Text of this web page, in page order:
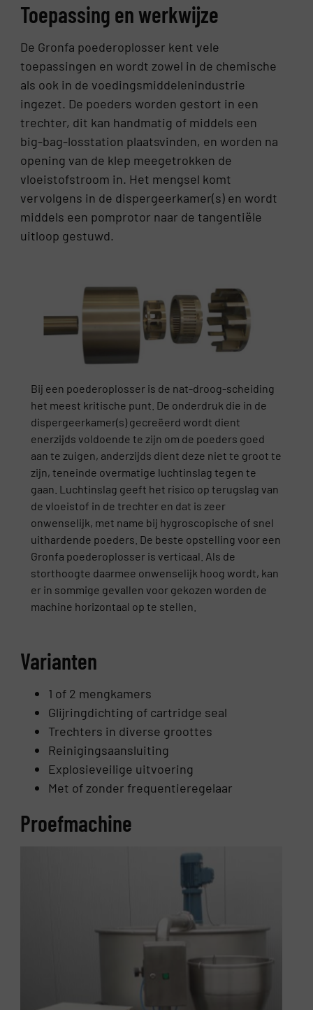
Toepassing en werkwijze
De Gronfa poederoplosser kent vele
toepassingen en wordt zowel in de chemische
als ook in de voedingsmiddelenindustrie
ingezet. De poeders worden gestort in een
trechter, dit kan handmatig of middels een
big-bag-losstation plaatsvinden, en worden na
opening van de klep meegetrokken de
vloeistofstroom in. Het mengsel komt
vervolgens in de dispergeerkamer(s) en wordt
middels een pomprotor naar de tangentiële
uitloop gestuwd.
Bij een poederoplosser is de nat-droog-scheiding
het meest kritische punt. De onderdruk die in de
dispergeerkamer(s) gecreëerd wordt dient
enerzijds voldoende te zijn om de poeders goed
aan te zuigen, anderzijds dient deze niet te groot te
zijn, teneinde overmatige luchtinslag tegen te
gaan. Luchtinslag geeft het risico op terugslag van
de vloeistof in de trechter en dat is zeer
onwenselijk, met name bij hygroscopische of snel
uithardende poeders. De beste opstelling voor een
Gronfa poederoplosser is verticaal. Als de
storthoogte daarmee onwenselijk hoog wordt, kan
er in sommige gevallen voor gekozen worden de
machine horizontaal op te stellen.
Varianten
1 of 2 mengkamers
Glijringdichting of cartridge seal
Trechters in diverse groottes
Reinigingsaansluiting
Explosieveilige uitvoering
Met of zonder frequentieregelaar
Proefmachine